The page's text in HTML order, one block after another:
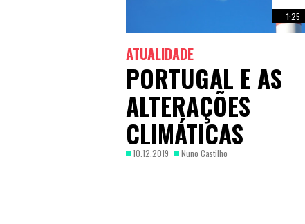
1:25
ATUALIDADE
PORTUGAL E AS
ALTERAÇÕES
CLIMÁTICAS
10.12.2019 Nuno Castilho